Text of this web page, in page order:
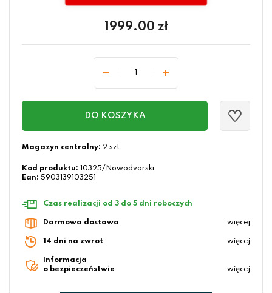
1999.00 zł
DO KOSZYKA
Magazyn centralny: 2 szt.
Kod produktu:
10325/Nowodvorski
Ean: 5903139103251
Czas realizacji od 3 do 5 dni roboczych
Darmowa dostawa więcej
14 dni na zwrot więcej
Informacja
o bezpieczeństwie
więcej